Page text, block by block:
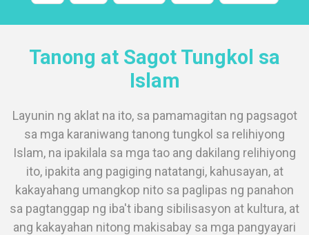
Tanong at Sagot Tungkol sa
Islam
Layunin ng aklat na ito, sa pamamagitan ng pagsagot
sa mga karaniwang tanong tungkol sa relihiyong
Islam, na ipakilala sa mga tao ang dakilang relihiyong
ito, ipakita ang pagiging natatangi, kahusayan, at
kakayahang umangkop nito sa paglipas ng panahon
sa pagtanggap ng iba't ibang sibilisasyon at kultura, at
ang kakayahan nitong makisabay sa mga pangyayari